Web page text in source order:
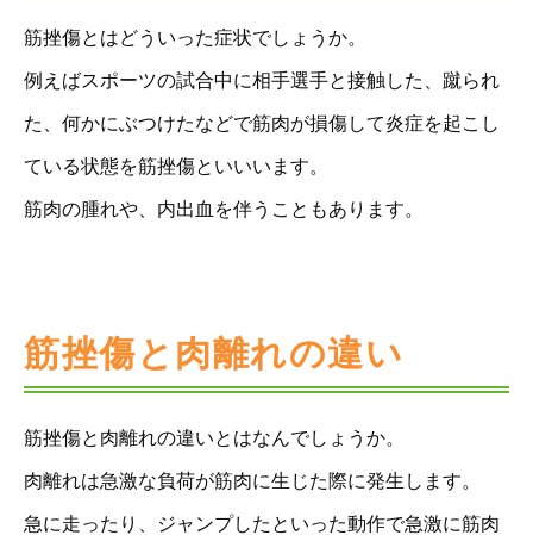
筋挫傷とはどういった症状でしょうか。
例えばスポーツの試合中に相手選手と接触した、蹴られ
た、何かにぶつけたなどで筋肉が損傷して炎症を起こし
ている状態を筋挫傷といいいます。
筋肉の腫れや、内出血を伴うこともあります。
筋挫傷と肉離れの違い
筋挫傷と肉離れの違いとはなんでしょうか。
肉離れは急激な負荷が筋肉に生じた際に発生します。
急に走ったり、ジャンプしたといった動作で急激に筋肉